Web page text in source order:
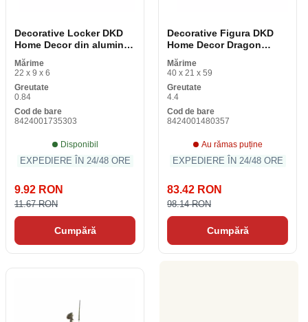
Decorative Locker DKD
Home Decor din aluminiu
natural din lemn MDF 22
x 6 x 9 cm (2 buc) (1 buc)
Mărime
22 x 9 x 6
Greutate
0.84
Cod de bare
8424001735303
Disponibil
EXPEDIERE ÎN 24/48 ORE
9.92 RON
11.67 RON
Cumpără
Decorative Figura DKD
Home Decor Dragon
rășină de sticlă (52 x 13.
5 x 31 cm)
Mărime
40 x 21 x 59
Greutate
4.4
Cod de bare
8424001480357
Au rămas puține
EXPEDIERE ÎN 24/48 ORE
83.42 RON
98.14 RON
Cumpără